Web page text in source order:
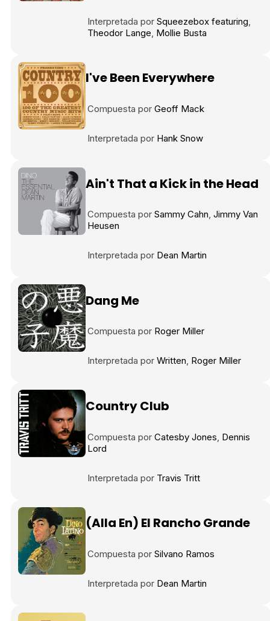
Interpretada por Squeezebox featuring
Theodor Lange Mollie Busta
I've Been Everywhere
Compuesta por Geoff Mack
Interpretada por Hank Snow
Ain't That a Kick in the Head
Compuesta por Sammy Cahn Jimmy Van
Heusen
Interpretada por Dean Martin
Dang Me
Compuesta por Roger Miller
Interpretada por Written Roger Miller
Country Club
Compuesta por Catesby Jones Dennis
Lord
Interpretada por Travis Tritt
(Alla En) El Rancho Grande
Compuesta por Silvano Ramos
Interpretada por Dean Martin